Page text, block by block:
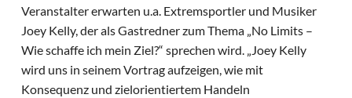
Veranstalter erwarten u.a. Extremsportler und Musiker
Joey Kelly, der als Gastredner zum Thema „No Limits –
Wie schaffe ich mein Ziel?“ sprechen wird. „Joey Kelly
wird uns in seinem Vortrag aufzeigen, wie mit
Konsequenz und zielorientiertem Handeln